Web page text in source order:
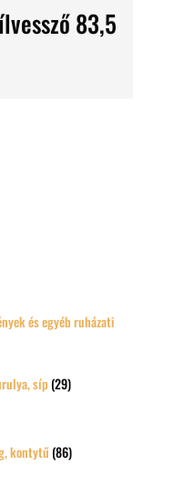
83,5
és egyéb ruházati
síp (29)
kontytű (86)